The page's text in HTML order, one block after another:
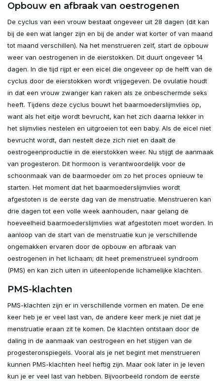
Opbouw en afbraak van oestrogenen
De cyclus van een vrouw bestaat ongeveer uit 28 dagen (dit kan
bij de een wat langer zijn en bij de ander wat korter of van maand
tot maand verschillen). Na het menstrueren zelf, start de opbouw
weer van oestrogenen in de eierstokken. Dit duurt ongeveer 14
dagen. In die tijd rijpt er een eicel die ongeveer op de helft van de
cyclus door de eierstokken wordt vrijgegeven. De ovulatie houdt
in dat een vrouw zwanger kan raken als ze onbeschermde seks
heeft. Tijdens deze cyclus bouwt het baarmoederslijmvlies op,
want als het eitje wordt bevrucht, kan het zich daarna lekker in
het slijmvlies nestelen en uitgroeien tot een baby. Als de eicel niet
bevrucht wordt, dan nestelt deze zich niet en daalt de
oestrogeenproductie in de eierstokken weer. Nu stijgt de aanmaak
van progesteron. Dit hormoon is verantwoordelijk voor de
schoonmaak van de baarmoeder om zo het proces opnieuw te
starten. Het moment dat het baarmoederslijmvlies wordt
afgestoten is de eerste dag van de menstruatie. Menstrueren kan
drie dagen tot een volle week aanhouden, naar gelang de
hoeveelheid baarmoederslijmvlies wat afgestoten moet worden. In
aanloop van de start van de menstruatie kun je verschillende
ongemakken ervaren door de opbouw en afbraak van
oestrogenen in het lichaam; dit heet premenstrueel syndroom
(PMS) en kan zich uiten in uiteenlopende lichamelijke klachten.
PMS-klachten
PMS-klachten zijn er in verschillende vormen en maten. De ene
keer heb je er veel last van, de andere keer merk je niet dat je
menstruatie eraan zit te komen. De klachten ontstaan door de
daling in de aanmaak van oestrogeen en het stijgen van de
progesteronspiegels. Vooral als je net begint met menstrueren
kunnen PMS-klachten heel heftig zijn. Maar ook later in je leven
kun je er veel last van hebben. Bijvoorbeeld rondom de eerste